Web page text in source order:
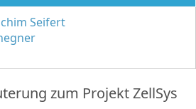
Seifert
zum Projekt ZellSys